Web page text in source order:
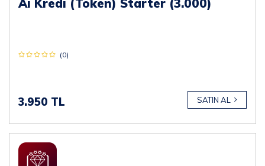
Ai Kredi (Token) Starter (3.000)
(0)
3.950 TL SATIN AL